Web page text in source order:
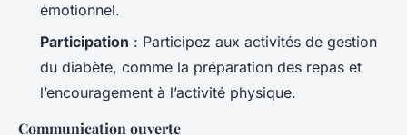
émotionnel.
Participation : Participez aux activités de gestion
du diabète, comme la préparation des repas et
l’encouragement à l’activité physique.
Communication ouverte